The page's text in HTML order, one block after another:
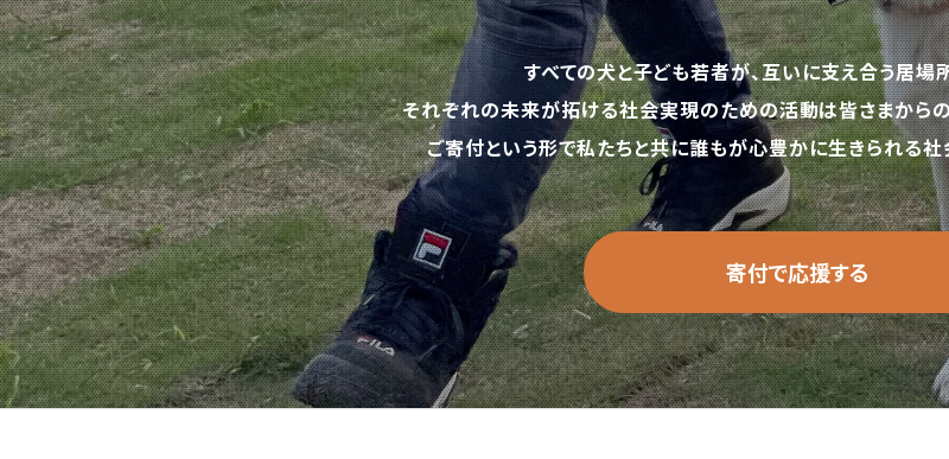
すべての犬と子ども若者が、互いに支え合う居場所
それぞれの未来が拓ける社会実現のための活動は皆さまから
ご寄付という形で私たちと共に誰もが心豊かに生きられる社
寄付で応援する